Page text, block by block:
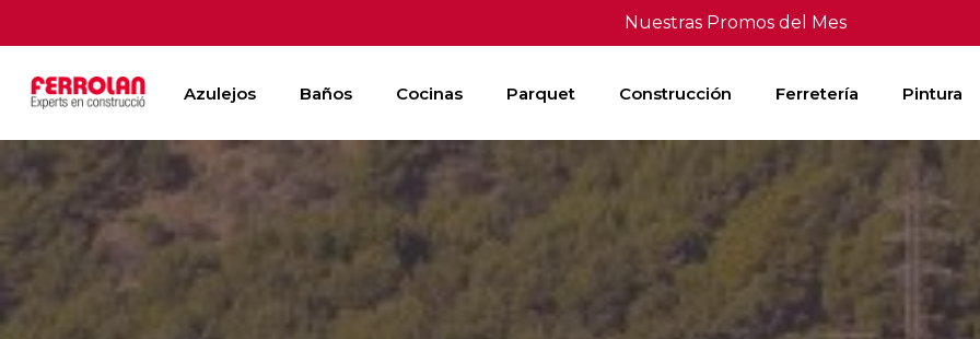
to
content
Nuestras Promos del Mes
Azulejos Baños Cocinas Parquet Construcción Ferretería Pintura